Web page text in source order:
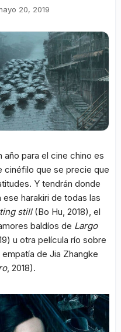
20, 2019
año para el cine chino es
cinéfilo que se precie que
Y tendrán donde
harakiri de todas las
still(Bo Hu, 2018), el
baldíos de Largo
u otra película río sobre
de Jia Zhangke
, 2018).